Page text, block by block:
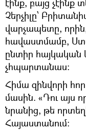
էինք, բայց չէինք
Չերչիլը՝
վարչապետը,
հավաստմամբ,
ընտիր հայկական
չհպարտանաս։
Հիմա զինվորի
մասին. «Դու այս
նրանից, թե
Հայաստանում։